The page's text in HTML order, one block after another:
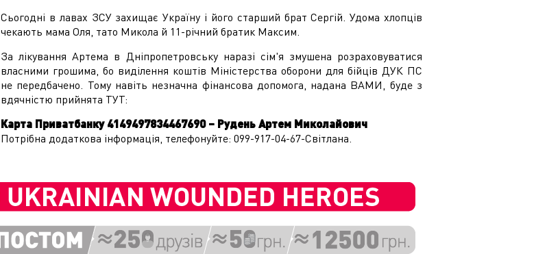
Сьогодні в лавах ЗСУ захищає Україну і його старший брат Сергій. Удома хлопців
чекають мама Оля, тато Микола й 11-річний братик Максим.
За лікування Артема в Дніпропетровську наразі сім'я змушена розраховуватися
власними грошима, бо виділення коштів Міністерства оборони для бійців ДУК ПС
не передбачено. Тому навіть незначна фінансова допомога, надана ВАМИ, буде з
вдячністю прийнята ТУТ:
Карта Приватбанку 4149497834467690 – Рудень Артем Миколайович
Потрібна додаткова інформація, телефонуйте: 099-917-04-67-Світлана.